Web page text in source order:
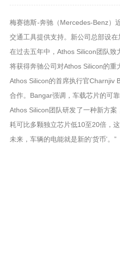
梅赛德斯-奔驰（Mercedes-Benz）
交通工具提供支持。新公司总部设
在过去五年中，Athos Silicon团队
将获得奔驰公司对Athos Silicon的
Athos Silicon的首席执行官Charnjiv
合作。Bangar强调，车载芯片的可
Athos Silicon团队研发了一种新方
耗可比多颗独立芯片低10至20倍，
未来，车辆的电能就是新的‘货币’。”